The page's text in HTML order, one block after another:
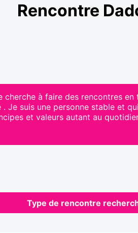
Rencontre
cherche à faire des rencontres
. Je suis une personne stable et
et valeurs autant au
Type de rencontre